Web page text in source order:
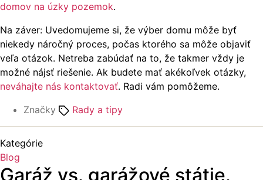
domov na úzky pozemok.
Na záver: Uvedomujeme si, že výber domu môže byť
niekedy náročný proces, počas ktorého sa môže objaviť
veľa otázok. Netreba zabúdať na to, že takmer vždy je
možné nájsť riešenie. Ak budete mať akékoľvek otázky,
neváhajte nás kontaktovať. Radi vám pomôžeme.
Značky
Rady a tipy
Kategórie
Blog
Garáž vs. garážové státie.